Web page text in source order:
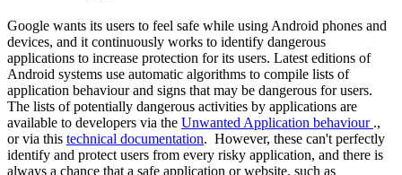
Google wants its users to feel safe while using Android phones and
devices, and it continuously works to identify dangerous
applications to increase protection for its users. Latest editions of
Android systems use automatic algorithms to compile lists of
application behaviour and signs that may be dangerous for users.
The lists of potentially dangerous activities by applications are
available to developers via the Unwanted Application behaviour .,
or via this technical documentation. However, these can't perfectly
identify and protect users from every risky application, and there is
always a chance that a safe application or website, such as